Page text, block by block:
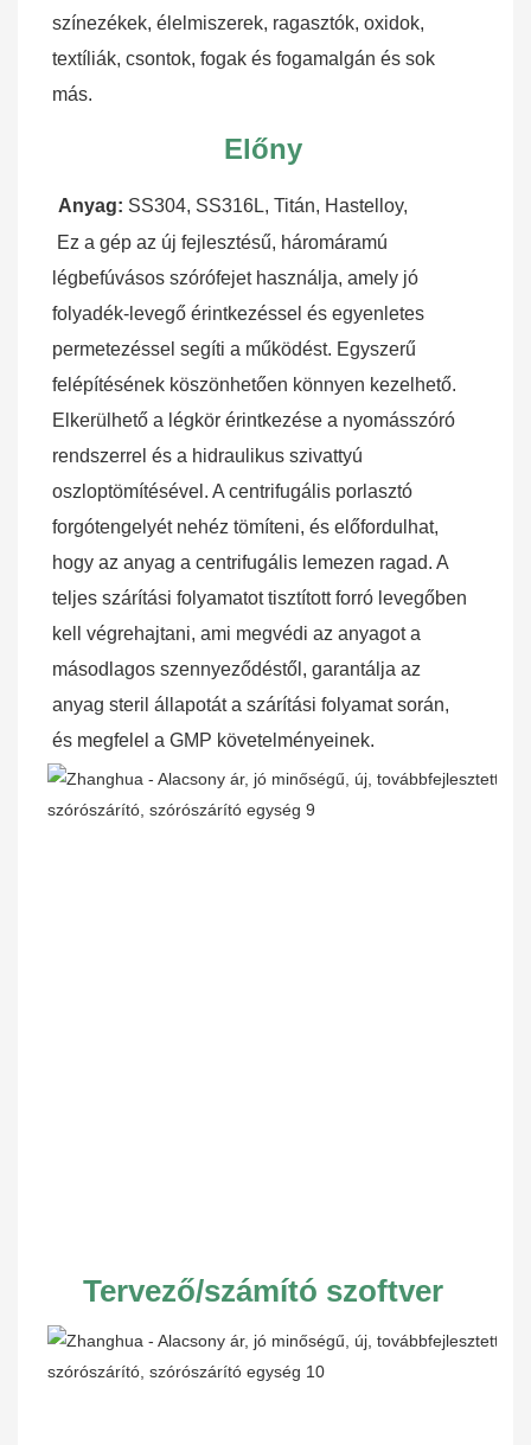
színezékek, élelmiszerek, ragasztók, oxidok,
textíliák, csontok, fogak és fogamalgán és sok
más.
Előny
Anyag: SS304, SS316L, Titán, Hastelloy,
Ez a gép az új fejlesztésű, háromáramú
légbefúvásos szórófejet használja, amely jó
folyadék-levegő érintkezéssel és egyenletes
permetezéssel segíti a működést. Egyszerű
felépítésének köszönhetően könnyen kezelhető.
Elkerülhető a légkör érintkezése a nyomásszóró
rendszerrel és a hidraulikus szivattyú
oszloptömítésével. A centrifugális porlasztó
forgótengelyét nehéz tömíteni, és előfordulhat,
hogy az anyag a centrifugális lemezen ragad. A
teljes szárítási folyamatot tisztított forró levegőben
kell végrehajtani, ami megvédi az anyagot a
másodlagos szennyeződéstől, garantálja az
anyag steril állapotát a szárítási folyamat során,
és megfelel a GMP követelményeinek.
Tervező/számító szoftver